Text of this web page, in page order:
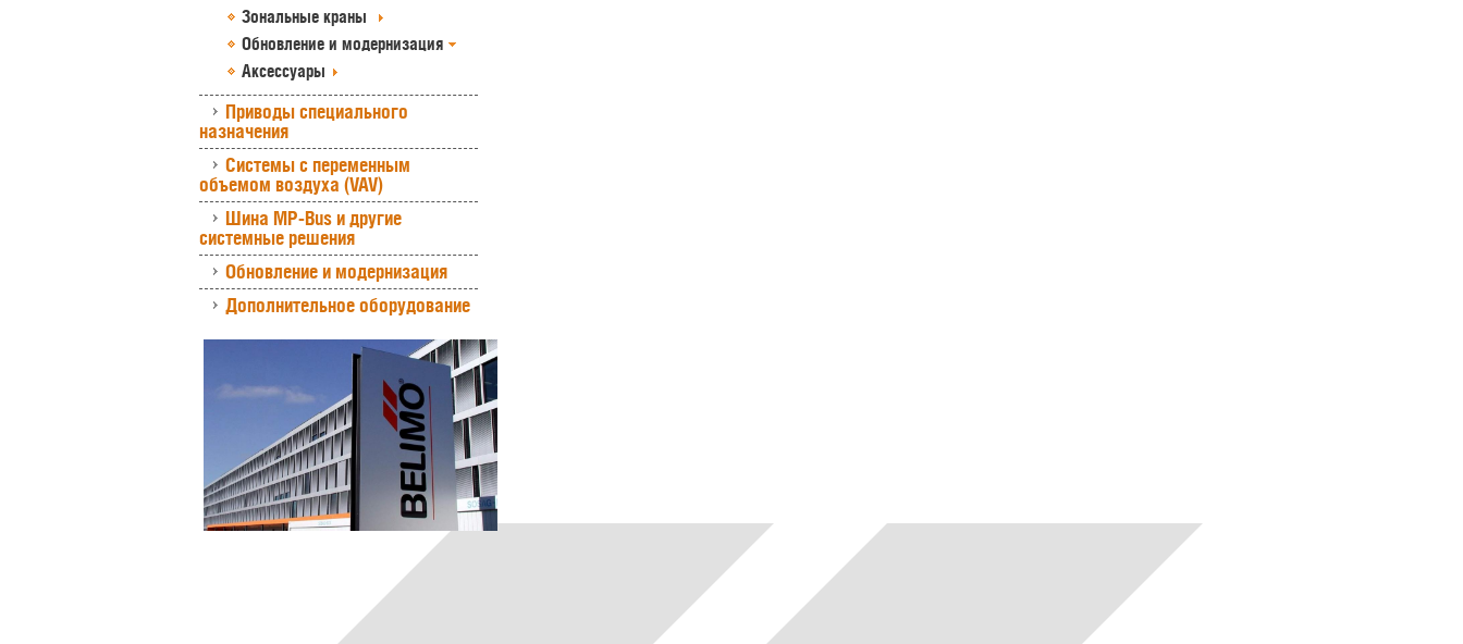
Зональные краны
Обновление и модернизация
Аксессуары
Приводы специального
назначения
Системы с переменным
объемом воздуха (VAV)
Шина MP-Bus и другие
системные решения
Обновление и модернизация
Дополнительное оборудование